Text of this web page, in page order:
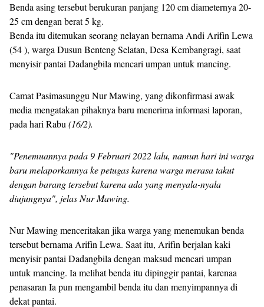
Benda asing tersebut berukuran panjang 120 cm diameternya 20-
25 cm dengan berat 5 kg.
Benda itu ditemukan seorang nelayan bernama Andi Arifin Lewa
(54 ), warga Dusun Benteng Selatan, Desa Kembangragi, saat
menyisir pantai Dadangbila mencari umpan untuk mancing.
Camat Pasimasunggu Nur Mawing, yang dikonfirmasi awak
media mengatakan pihaknya baru menerima informasi laporan,
pada hari Rabu (16/2).
"Penemuannya pada 9 Februari 2022 lalu, namun hari ini warga
baru melaporkannya ke petugas karena warga merasa takut
dengan barang tersebut karena ada yang menyala-nyala
diujungnya", jelas Nur Mawing.
Nur Mawing menceritakan jika warga yang menemukan benda
tersebut bernama Arifin Lewa. Saat itu, Arifin berjalan kaki
menyisir pantai Dadangbila dengan maksud mencari umpan
untuk mancing. Ia melihat benda itu dipinggir pantai, karenaa
penasaran Ia pun mengambil benda itu dan menyimpannya di
dekat pantai.